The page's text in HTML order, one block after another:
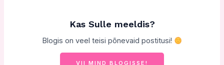
Kas Sulle meeldis?
Blogis on veel teisi põnevaid postitusi!
VII MIND BLOGISSE!